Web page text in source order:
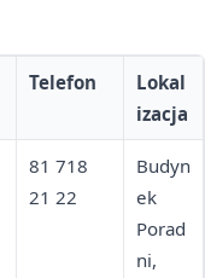
Telefon
Lokal
izacja
81 718
21 22
Budyn
ek
Porad
ni,